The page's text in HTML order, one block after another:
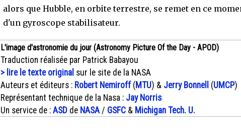
alors que Hubble, en orbite terrestre, se remet en ce
d'un gyroscope stabilisateur.
L'image d'astronomie du jour (Astronomy Picture Of the Day - APOD)
Traduction réalisée par Patrick Babayou
> lire le texte original sur le site de la NASA
Auteurs et éditeurs : Robert Nemiroff(MTU) & Jerry Bonnell (UMCP)
Représentant technique de la Nasa : Jay Norris
Un service de : ASD de NASA / GSFC & Michigan Tech. U.